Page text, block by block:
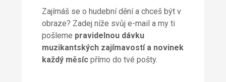
Zajímáš se o hudební dění a chceš být v
obraze? Zadej níže svůj e-mail a my ti
pošleme pravidelnou dávku
muzikantských zajímavostí a novinek
každý měsícpřímo do tvé pošty.